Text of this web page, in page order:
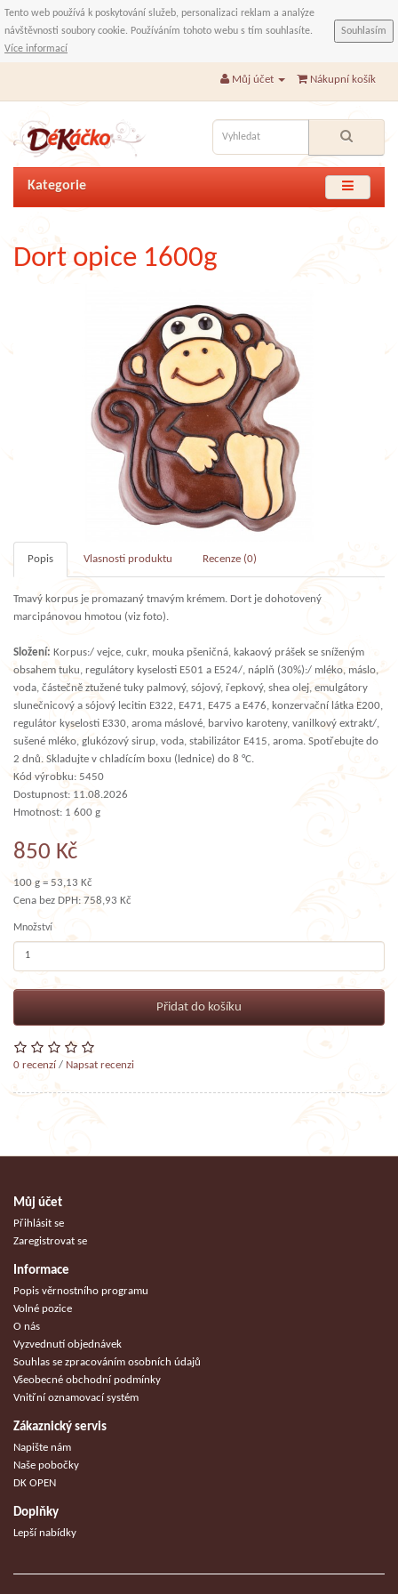
Tento web používá k poskytování služeb, personalizaci reklam a analýze
návštěvnosti soubory cookie. Používáním tohoto webu s tím souhlasíte.
Více informací
Souhlasím
Můj účet Nákupní košík
Kategorie
Dort opice 1600g
Popis Vlasnosti produktu Recenze (0)
Tmavý korpus je promazaný tmavým krémem. Dort je dohotovený
marcipánovou hmotou (viz foto).
Složení: Korpus:/ vejce, cukr, mouka pšeničná, kakaový prášek se sníženým
obsahem tuku, regulátory kyselosti E501 a E524/, náplň (30%):/ mléko, máslo,
voda, částečně ztužené tuky palmový, sójový, řepkový, shea olej, emulgátory
slunečnicový a sójový lecitin E322, E471, E475 a E476, konzervační látka E200,
regulátor kyselosti E330, aroma máslové, barvivo karoteny, vanilkový extrakt/,
sušené mléko, glukózový sirup, voda, stabilizátor E415, aroma. Spotřebujte do
2 dnů. Skladujte v chladícím boxu (lednice) do 8 °C.
Kód výrobku: 5450
Dostupnost: 11.08.2026
Hmotnost: 1 600 g
850 Kč
100 g = 53,13 Kč
Cena bez DPH: 758,93 Kč
Množství
Přidat do košíku
0 recenzí/ Napsat recenzi
Můj účet
Přihlásit se
Zaregistrovat se
Informace
Popis věrnostního programu
Volné pozice
O nás
Vyzvednutí objednávek
Souhlas se zpracováním osobních údajů
Všeobecné obchodní podmínky
Vnitřní oznamovací systém
Zákaznický servis
Napište nám
Naše pobočky
DK OPEN
Doplňky
Lepší nabídky